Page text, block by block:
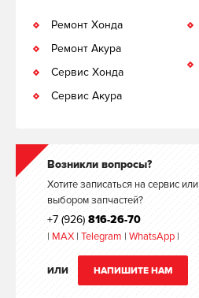
Ремонт Хонда
Ремонт Акура
Сервис Хонда
Сервис Акура
Возникли вопросы?
Хотите записаться на сервис
выбором запчастей?
+7 (926) 816-26-70
| MAX | Telegram | WhatsApp |
ИЛИ НАПИШИТЕ НАМ